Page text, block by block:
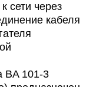
сети через
кабеля
BA 101-3